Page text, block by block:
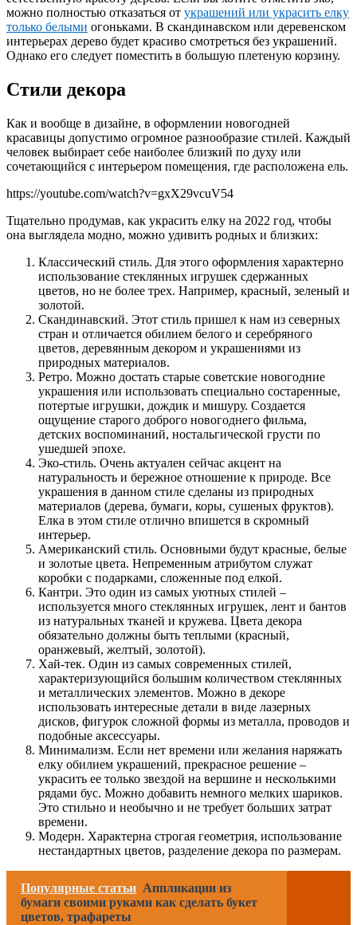
можно полностью отказаться от украшений или украсить елку
только белыми огоньками. В скандинавском или деревенском
интерьерах дерево будет красиво смотреться без украшений.
Однако его следует поместить в большую плетеную корзину.
Стили декора
Как и вообще в дизайне, в оформлении новогодней
красавицы допустимо огромное разнообразие стилей. Каждый
человек выбирает себе наиболее близкий по духу или
сочетающийся с интерьером помещения, где расположена ель.
https://youtube.com/watch?v=gxX29vcuV54
Тщательно продумав, как украсить елку на 2022 год, чтобы
она выглядела модно, можно удивить родных и близких:
Классический стиль. Для этого оформления характерно
использование стеклянных игрушек сдержанных
цветов, но не более трех. Например, красный, зеленый и
золотой.
Скандинавский. Этот стиль пришел к нам из северных
стран и отличается обилием белого и серебряного
цветов, деревянным декором и украшениями из
природных материалов.
Ретро. Можно достать старые советские новогодние
украшения или использовать специально состаренные,
потертые игрушки, дождик и мишуру. Создается
ощущение старого доброго новогоднего фильма,
детских воспоминаний, ностальгической грусти по
ушедшей эпохе.
Эко-стиль. Очень актуален сейчас акцент на
натуральность и бережное отношение к природе. Все
украшения в данном стиле сделаны из природных
материалов (дерева, бумаги, коры, сушеных фруктов).
Елка в этом стиле отлично впишется в скромный
интерьер.
Американский стиль. Основными будут красные, белые
и золотые цвета. Непременным атрибутом служат
коробки с подарками, сложенные под елкой.
Кантри. Это один из самых уютных стилей –
используется много стеклянных игрушек, лент и бантов
из натуральных тканей и кружева. Цвета декора
обязательно должны быть теплыми (красный,
оранжевый, желтый, золотой).
Хай-тек. Один из самых современных стилей,
характеризующийся большим количеством стеклянных
и металлических элементов. Можно в декоре
использовать интересные детали в виде лазерных
дисков, фигурок сложной формы из металла, проводов и
подобные аксессуары.
Минимализм. Если нет времени или желания наряжать
елку обилием украшений, прекрасное решение –
украсить ее только звездой на вершине и несколькими
рядами бус. Можно добавить немного мелких шариков.
Это стильно и необычно и не требует больших затрат
времени.
Модерн. Характерна строгая геометрия, использование
нестандартных цветов, разделение декора по размерам.
Популярные статьи Аппликации из
бумаги своими руками как сделать букет
цветов, трафареты